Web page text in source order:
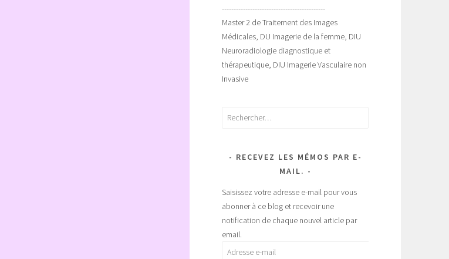
--------------------------------------------
Master 2 de Traitement des Images
Médicales, DU Imagerie de la femme, DIU
Neuroradiologie diagnostique et
thérapeutique, DIU Imagerie Vasculaire non
Invasive
Rechercher :
RECEVEZ LES MÉMOS PAR E-
MAIL.
Saisissez votre adresse e-mail pour vous
abonner à ce blog et recevoir une
notification de chaque nouvel article par
email.
Adresse